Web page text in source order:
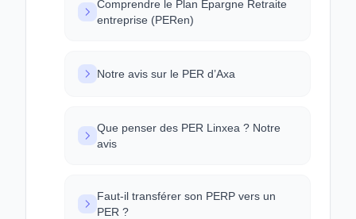
Comprendre le Plan Épargne Retraite
entreprise (PERen)
Notre avis sur le PER d’Axa
Que penser des PER Linxea ? Notre
avis
Faut-il transférer son PERP vers un
PER ?